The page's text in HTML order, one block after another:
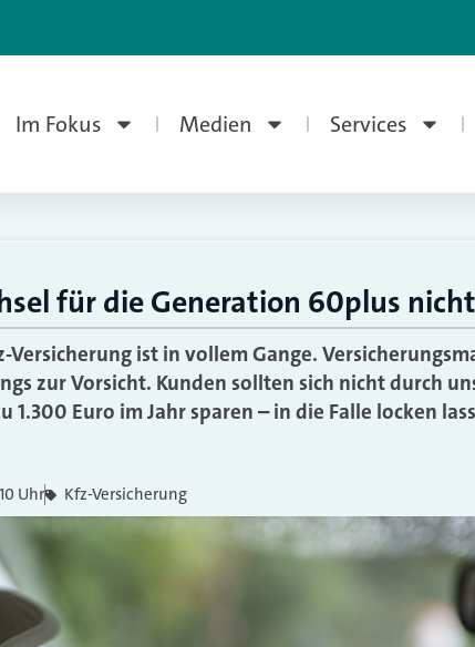
Im Fokus Medien Services
für die Generation 60plus
Versicherung ist in vollem Gange.
zur Vorsicht. Kunden sollten sich nicht durch
1.300 Euro im Jahr sparen – in die Falle locken
Uhr Kfz-Versicherung